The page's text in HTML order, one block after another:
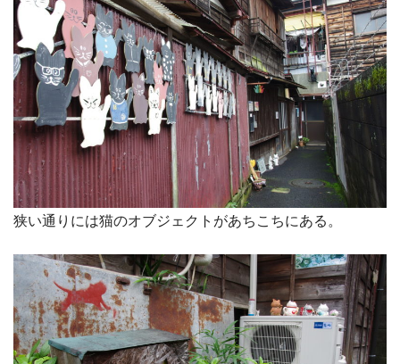
狭い通りには猫のオブジェクトがあちこちにある。